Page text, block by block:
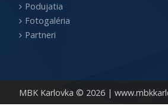
MBK Karlovka © 2026 |
Podujatia
Fotogaléria
Partneri